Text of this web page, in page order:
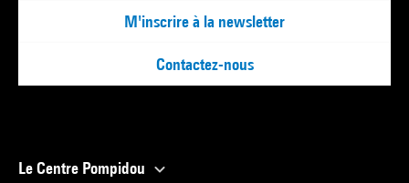
M'inscrire à la newsletter
Contactez-nous
Le Centre Pompidou